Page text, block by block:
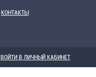
КОНТАКТЫ
ВОЙТИ В ЛИЧНЫЙ КАБИНЕТ